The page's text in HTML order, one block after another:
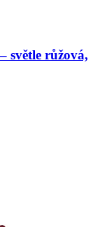
světle růžová,